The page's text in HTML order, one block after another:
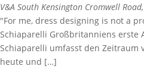
V&A South Kensington Cromwell
"For me, dress designing is not a
Schiaparelli Großbritanniens erste
Schiaparelli umfasst den Zeitraum
heute und […]